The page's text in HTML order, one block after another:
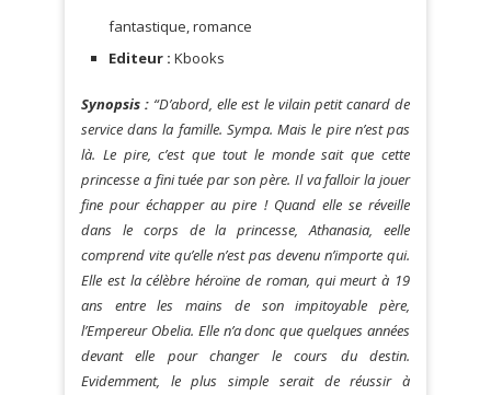
fantastique, romance
Editeur : Kbooks
Synopsis : “D’abord, elle est le vilain petit canard de
service dans la famille. Sympa. Mais le pire n’est pas
là. Le pire, c’est que tout le monde sait que cette
princesse a fini tuée par son père. Il va falloir la jouer
fine pour échapper au pire ! Quand elle se réveille
dans le corps de la princesse, Athanasia, eelle
comprend vite qu’elle n’est pas devenu n’importe qui.
Elle est la célèbre héroïne de roman, qui meurt à 19
ans entre les mains de son impitoyable père,
l’Empereur Obelia. Elle n’a donc que quelques années
devant elle pour changer le cours du destin.
Evidemment, le plus simple serait de réussir à